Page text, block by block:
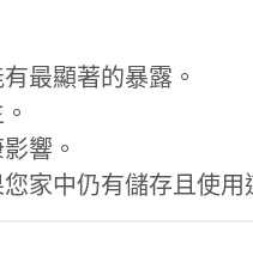
最顯著的暴露。
響。
家中仍有儲存且使